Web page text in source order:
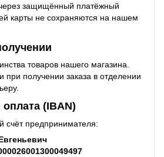
защищённый платёжный
карты не сохраняются на нашем
товаров нашего магазина.
при получении заказа в отделении
(IBAN)
счёт предпринимателя: